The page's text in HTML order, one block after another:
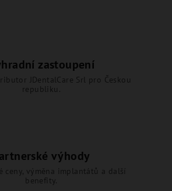
zastoupení
JDentalCare Srl pro Českou
republiku.
výhody
ceny, výměna implantátů a další
benefity.